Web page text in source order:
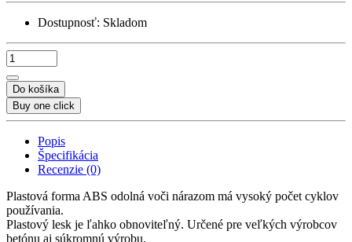
Dostupnosť: Skladom
Do košíka
Buy one click
Popis
Špecifikácia
Recenzie (0)
Plastová forma ABS odolná voči nárazom má vysoký počet cyklov
používania.
Plastový lesk je ľahko obnoviteľný. Určené pre veľkých výrobcov
betónu aj súkromnú výrobu.